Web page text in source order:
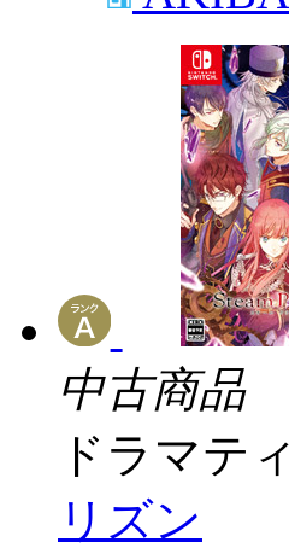
中古商品
ドラマテ
リズン